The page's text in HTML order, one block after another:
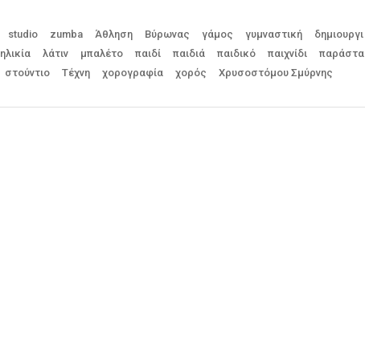
studio zumba Άθληση Βύρωνας γάμος γυμναστική
δημιουργι
ηλικία λάτιν μπαλέτο παιδί παιδιά παιδικό παιχνίδι
παράστα
στούντιο Τέχνη χορογραφία χορός Χρυσοστόμου Σμύρνης